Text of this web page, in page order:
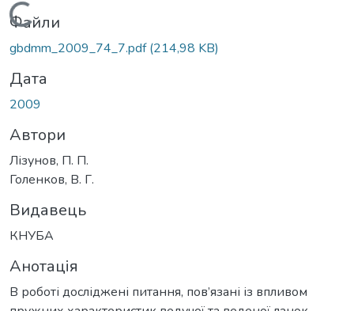
Вантажиться...
Файли
gbdmm_2009_74_7.pdf(214,98 KB)
Дата
2009
Автори
Лізунов, П. П.
Голенков, В. Г.
Видавець
КНУБА
Анотація
В роботі досліджені питання, пов’язані із впливом